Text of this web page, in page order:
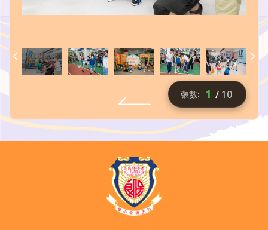
1 / 10